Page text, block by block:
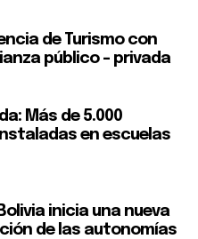
de Turismo con
público – privada
Más de 5.000
en escuelas
inicia una nueva
de las autonomías